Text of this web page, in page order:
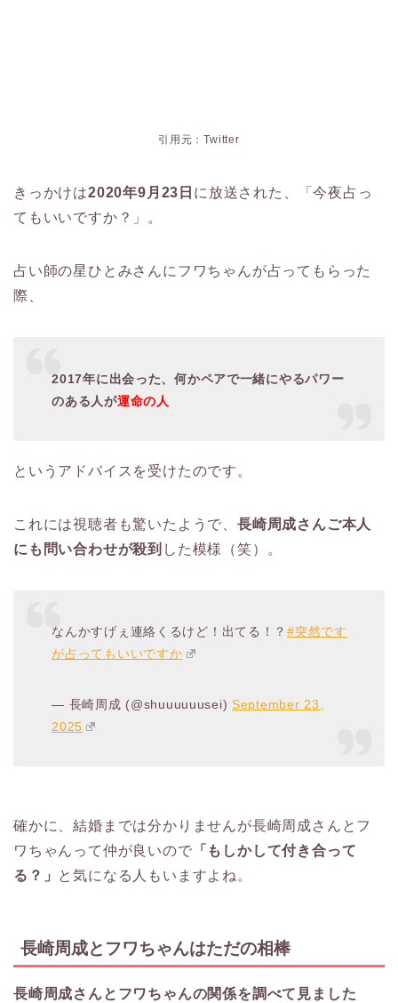
引用元：Twitter
きっかけは2020年9月23日 に放送された、「今夜占っ
てもいいですか？」。
占い師の星ひとみさんにフワちゃんが占ってもらった
際、
2017年に出会った、何かペアで一緒にやるパワー
のある人が運命の人
というアドバイスを受けたのです。
これには視聴者も驚いたようで、 長崎周成さんご本人
にも問い合わせが殺到 した模様（笑）。
なんかすげぇ連絡くるけど！出てる！？#突然です
が占ってもいいですか
— 長崎周成 (@shuuuuuusei)September 23,
2025
確かに、結婚までは分かりませんが長崎周成さんとフ
ワちゃんって仲が良いので 「もしかして付き合って
る？」 と気になる人もいますよね。
長崎周成とフワちゃんはただの相棒
長崎周成さんとフワちゃんの関係を調べて見ました